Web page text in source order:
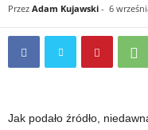
Przez Adam Kujawski - 6
Jak podało źródło,